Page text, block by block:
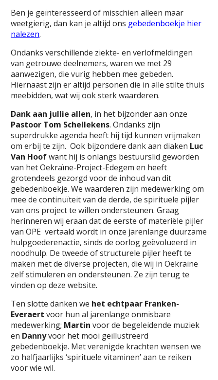
Ben je geïnteresseerd of misschien alleen maar
weetgierig, dan kan je altijd ons gebedenboekje hier
nalezen.
Ondanks verschillende ziekte- en verlofmeldingen
van getrouwe deelnemers, waren we met 29
aanwezigen, die vurig hebben mee gebeden.
Hiernaast zijn er altijd personen die in alle stilte thuis
meebidden, wat wij ook sterk waarderen.
Dank aan jullie allen, in het bijzonder aan onze
Pastoor Tom Schellekens. Ondanks zijn
superdrukke agenda heeft hij tijd kunnen vrijmaken
om erbij te zijn. Ook bijzondere dank aan diaken Luc
Van Hoofwant hij is onlangs bestuurslid geworden
van het Oekraïne-Project-Edegem en heeft
grotendeels gezorgd voor de inhoud van dit
gebedenboekje. We waarderen zijn medewerking om
mee de continuïteit van de derde, de spirituele pijler
van ons project te willen ondersteunen. Graag
herinneren wij eraan dat de eerste of materiële pijler
van OPE vertaald wordt in onze jarenlange duurzame
hulpgoederenactie, sinds de oorlog geëvolueerd in
noodhulp. De tweede of structurele pijler heeft te
maken met de diverse projecten, die wij in Oekraïne
zelf stimuleren en ondersteunen. Ze zijn terug te
vinden op deze website.
Ten slotte danken we het echtpaar Franken-
Everaert voor hun al jarenlange onmisbare
medewerking; Martin voor de begeleidende muziek
en Dannyvoor het mooi geïllustreerd
gebedenboekje. Met verenigde krachten wensen we
zo halfjaarlijks ‘spirituele vitaminen’ aan te reiken
voor wie wil.